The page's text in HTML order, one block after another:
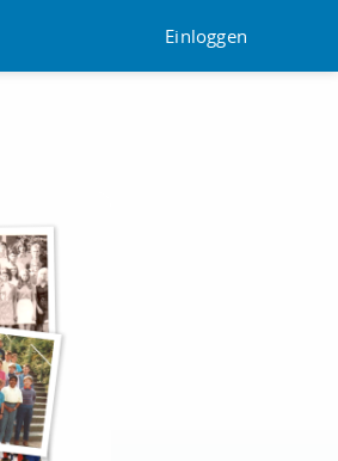
Einloggen